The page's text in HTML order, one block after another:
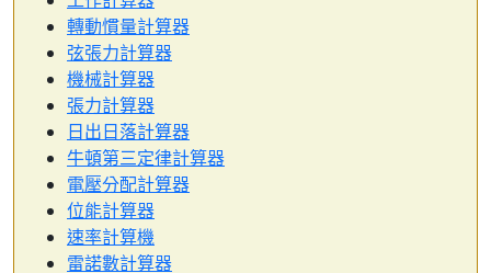
轉動慣量計算器
弦張力計算器
機械計算器
張力計算器
日出日落計算器
牛頓第三定律計算器
電壓分配計算器
位能計算器
速率計算機
雷諾數計算器